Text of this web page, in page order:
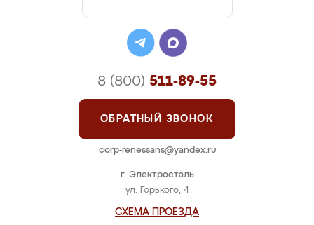
г. Электросталь
ул. Горького, 4
СХЕМА ПРОЕЗДА
8 (800) 511-89-55
ОБРАТНЫЙ ЗВОНОК
corp-renessans@yandex.ru